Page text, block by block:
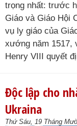
trọng nhất: trước
Giáo và Giáo Hội
vụ ly giáo của
xướng năm 1517,
Henry VIII quyết
Độc lập cho
Ukraina
Thứ Sáu, 19 Tháng